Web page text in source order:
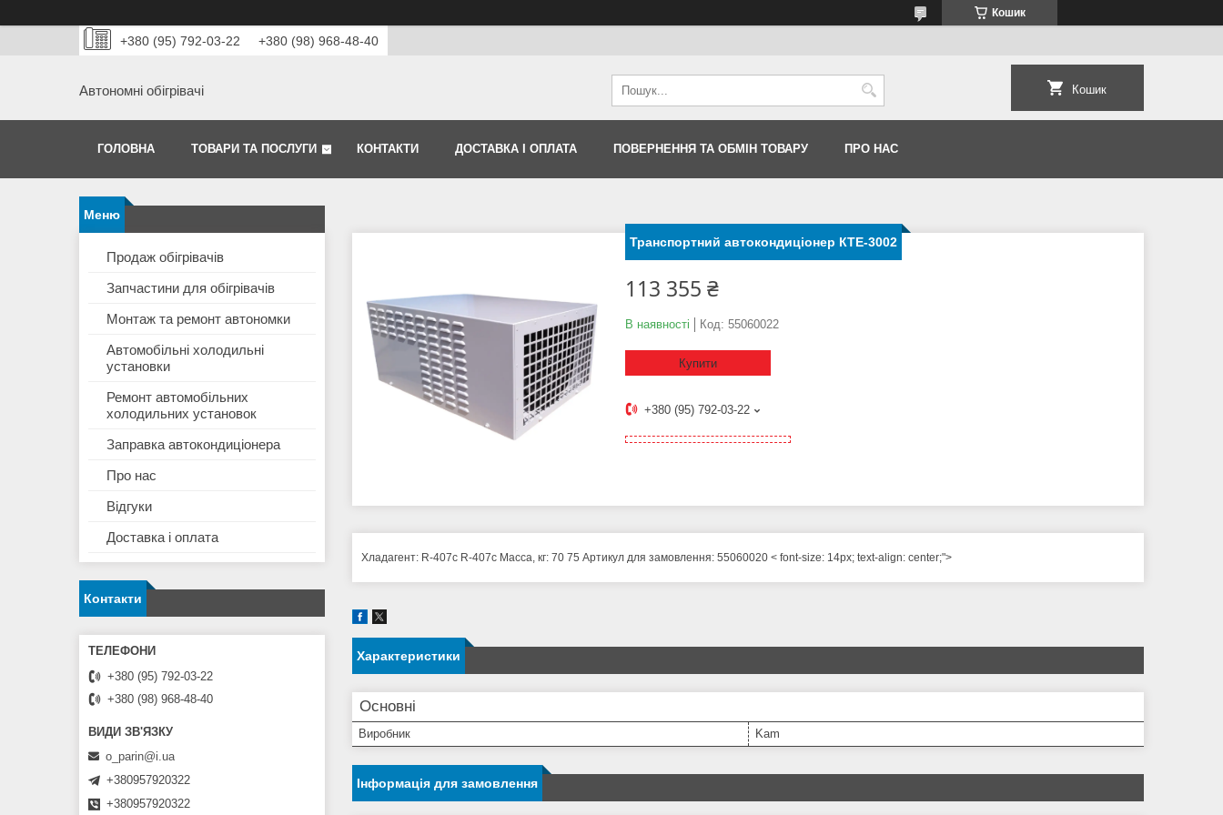
Кошик
+380 (95) 792-03-22 +380 (98) 968-48-40
Автономні обігрівачі Кошик
ГОЛОВНА ТОВАРИ ТА ПОСЛУГИ КОНТАКТИ ДОСТАВКА І ОПЛАТА ПОВЕРНЕННЯ ТА ОБМІН ТОВАРУ ПРО НАС
Транспортний автокондиціонер КТЕ-3002
113 355 ₴
В наявності Код: 55060022
Купити
+380 (95) 792-03-22
Хладагент: R-407с R-407с Масса, кг: 70 75 Артикул для замовлення: 55060020 < font-size: 14px; text-align: center;">
Характеристики
Основні
Виробник Kam
Інформація для замовлення
Продаж обігрівачів
Запчастини для обігрівачів
Монтаж та ремонт автономки
Автомобільні холодильні
установки
Ремонт автомобільних
холодильних установок
Заправка автокондиціонера
Про нас
Відгуки
Доставка і оплата
Контакти
+380 (95) 792-03-22
+380 (98) 968-48-40
o_parin@i.ua
+380957920322
+380957920322